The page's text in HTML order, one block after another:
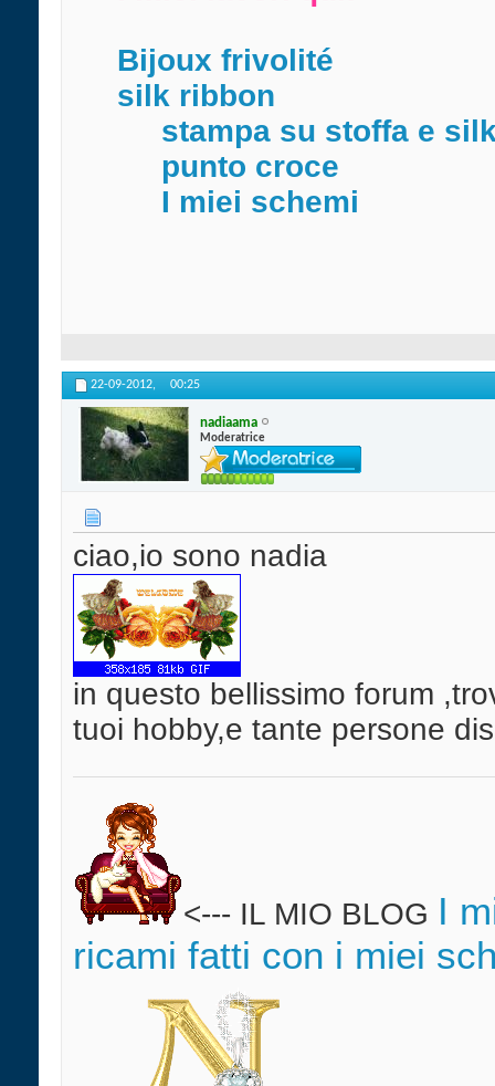
Bijoux frivolité
silk ribbon
stampa su stoffa e
punto croce
I miei schemi
22-09-2012, 00:25
nadiaama
Moderatrice
ciao,io sono nadia
in questo bellissimo forum
tuoi hobby,e tante persone
<--- IL MIO BLOG I
ricami fatti con i miei